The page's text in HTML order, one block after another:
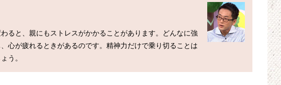
ると、親にもストレスがかかることがあります。どんなに強
心が疲れるときがあるのです。精神力だけで乗り切ることは